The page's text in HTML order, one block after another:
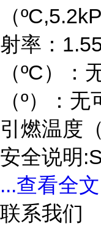
（
射率：
（ºC）
（º）：
引燃温度
安全说明
...查看全
联系我们